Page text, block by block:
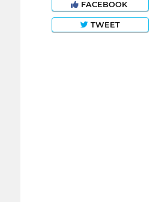
FACEBOOK
TWEET